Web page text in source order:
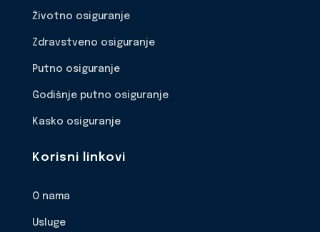
Životno osiguranje
Zdravstveno osiguranje
Putno osiguranje
Godišnje putno osiguranje
Kasko osiguranje
Korisni linkovi
O nama
Usluge